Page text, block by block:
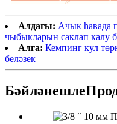
Алдагы: Ачык һавада
чыбыкларын саклап калу
Алга: Кемпинг кул
беләзек
Бәйләнешле